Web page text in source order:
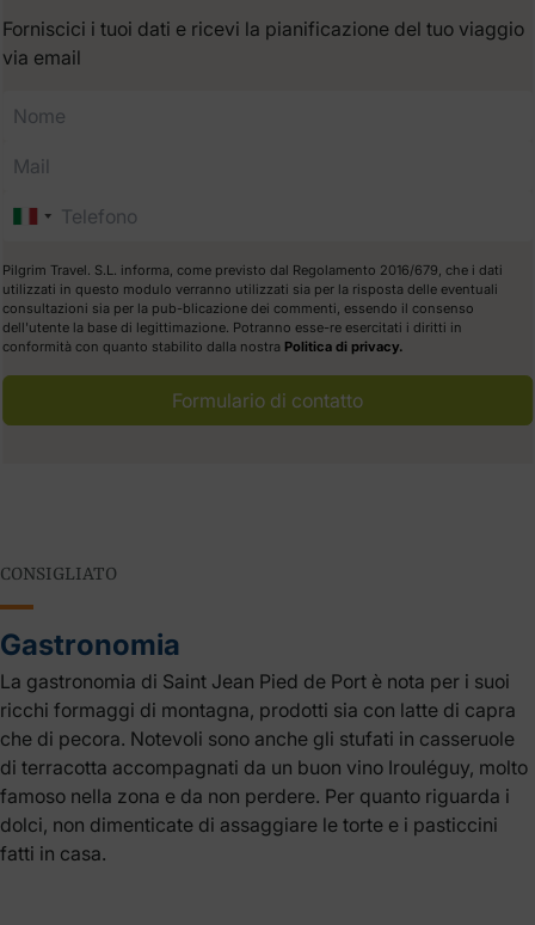
Forniscici i tuoi dati e ricevi la pianificazione del tuo viaggio
via email
Pilgrim Travel. S.L. informa, come previsto dal Regolamento 2016/679, che i dati
utilizzati in questo modulo verranno utilizzati sia per la risposta delle eventuali
consultazioni sia per la pub-blicazione dei commenti, essendo il consenso
dell'utente la base di legittimazione. Potranno esse-re esercitati i diritti in
conformità con quanto stabilito dalla nostra Politica di privacy.
Formulario di contatto
CONSIGLIATO
Gastronomia
La gastronomia di Saint Jean Pied de Port è nota per i suoi
ricchi formaggi di montagna, prodotti sia con latte di capra
che di pecora. Notevoli sono anche gli stufati in casseruole
di terracotta accompagnati da un buon vino Irouléguy, molto
famoso nella zona e da non perdere. Per quanto riguarda i
dolci, non dimenticate di assaggiare le torte e i pasticcini
fatti in casa.